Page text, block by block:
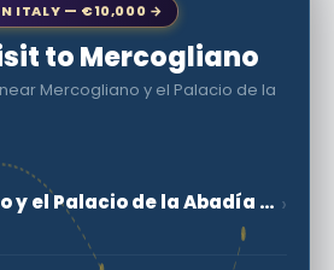
ITALY — €10,000 →
to Mercogliano
Mercogliano y el Palacio de la
Mercogliano y el Palacio de la Abadía de Loreto ›